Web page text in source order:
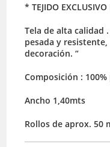
* TEJIDO
Tela de alta calidad
pesada y
decoración. “
Composición :
Ancho 1,40mts
Rollos de aprox. 50